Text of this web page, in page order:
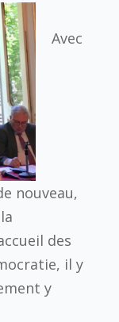
Avec
nouveau,
des
il y
y